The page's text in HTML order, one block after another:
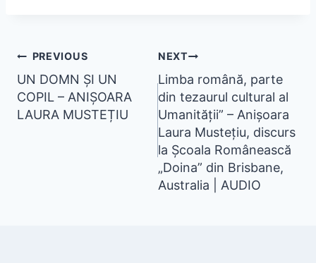
PREVIOUS
UN DOMN ȘI UN
COPIL – ANIȘOARA
LAURA MUSTEȚIU
NEXT
Limba română, parte
din tezaurul cultural al
Umanității” – Anișoara
Laura Mustețiu, discurs
la Școala Românească
„Doina” din Brisbane,
Australia | AUDIO